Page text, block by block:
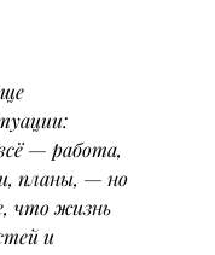
— работа,
планы, — но
что жизнь
и